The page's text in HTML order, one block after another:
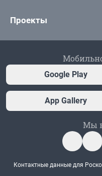
Проекты
Google Play
App Gallery
Мы
Контактные данные для